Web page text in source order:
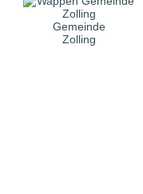
Gemeinde
Zolling